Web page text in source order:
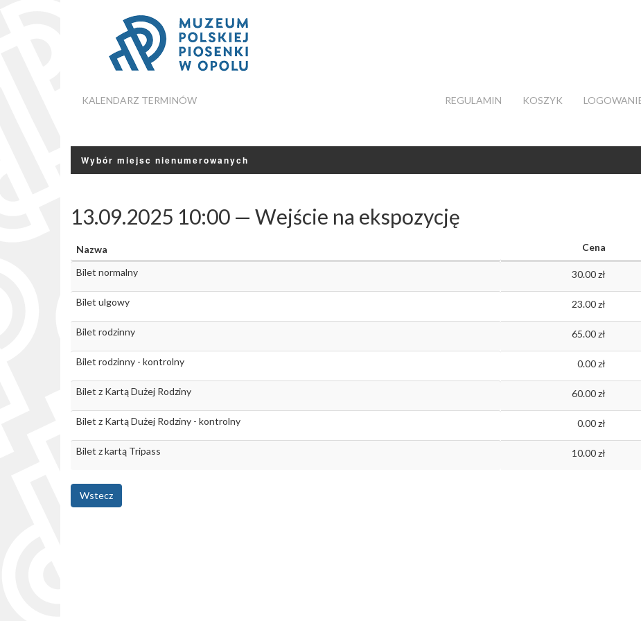
KALENDARZ TERMINÓW REGULAMIN KOSZYK
Wybór miejsc nienumerowanych
13.09.2025 10:00 — Wejście na ekspozycję
Nazwa Cena
Bilet normalny 30.00
Bilet ulgowy 23.00
Bilet rodzinny 65.00
Bilet rodzinny - kontrolny 0.00
Bilet z Kartą Dużej Rodziny 60.00
Bilet z Kartą Dużej Rodziny - kontrolny 0.00
Bilet z kartą Tripass 10.00